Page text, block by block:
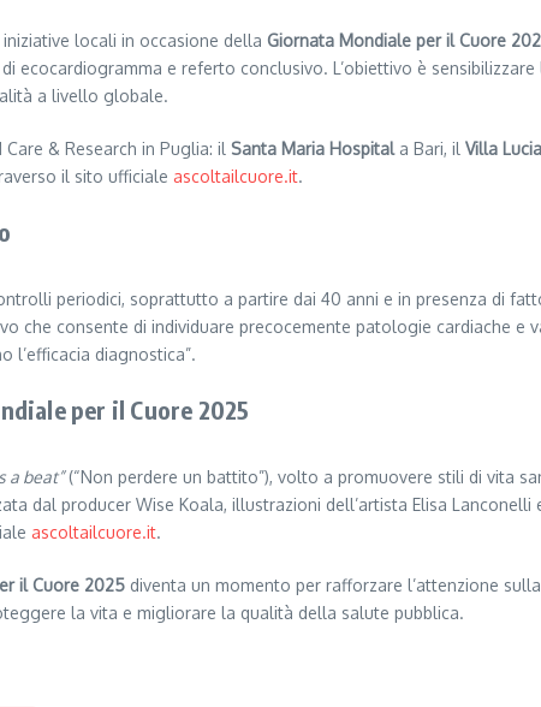
locali in occasione della Giornata Mondiale per il Cuore
ecocardiogramma e referto conclusivo. L’obiettivo è
a livello globale.
& Research in Puglia: il Santa Maria Hospitala Bari, il Villa
il sito ufficiale ascoltailcuore.it.
periodici, soprattutto a partire dai 40 anni e in presenza di
che consente di individuare precocemente patologie cardiache e
l’efficacia diagnostica”.
per il Cuore 2025
a beat”(“Non perdere un battito”), volto a promuovere stili di vita
dal producer Wise Koala, illustrazioni dell’artista Elisa Lanconelli
ascoltailcuore.it.
il Cuore 2025 diventa un momento per rafforzare l’attenzione
la vita e migliorare la qualità della salute pubblica.